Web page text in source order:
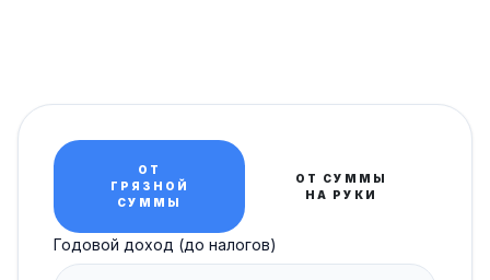
ОТ
ГРЯЗНОЙ
СУММЫ
ОТ СУММЫ
НА РУКИ
Годовой доход (до налогов)